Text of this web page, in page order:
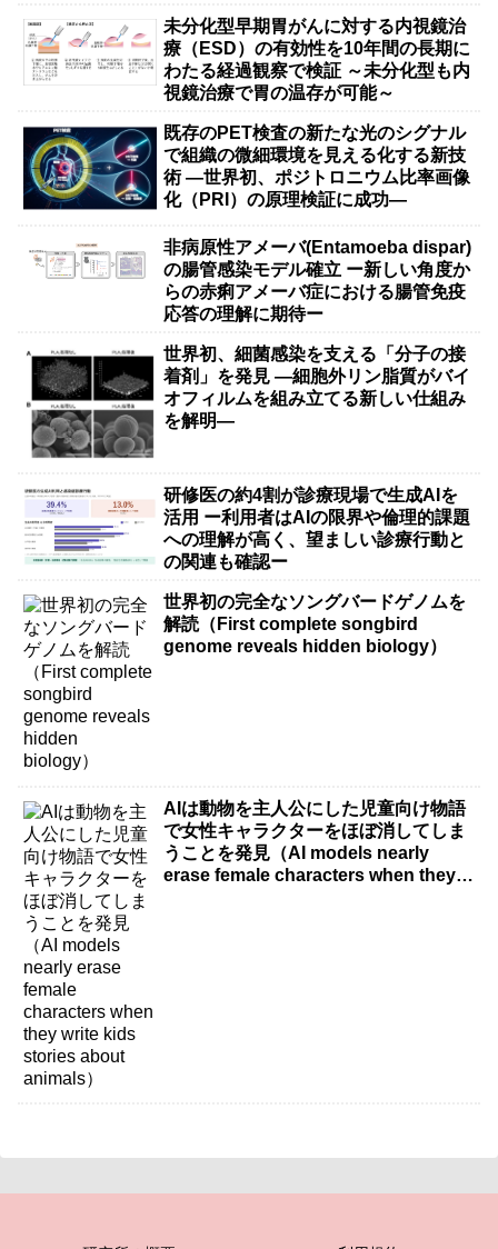
未分化型早期胃がんに対する内視鏡治
療（ESD）の有効性を10年間の長期に
わたる経過観察で検証 ～未分化型も内
視鏡治療で胃の温存が可能～
既存のPET検査の新たな光のシグナル
で組織の微細環境を見える化する新技
術 ―世界初、ポジトロニウム比率画像
化（PRI）の原理検証に成功―
非病原性アメーバ(Entamoeba dispar)
の腸管感染モデル確立 ー新しい角度か
らの赤痢アメーバ症における腸管免疫
応答の理解に期待ー
世界初、細菌感染を支える「分子の接
着剤」を発見 ―細胞外リン脂質がバイ
オフィルムを組み立てる新しい仕組み
を解明―
研修医の約4割が診療現場で生成AIを
活用 ー利用者はAIの限界や倫理的課題
への理解が高く、望ましい診療行動と
の関連も確認ー
世界初の完全なソングバードゲノムを
解読（First complete songbird
genome reveals hidden biology）
AIは動物を主人公にした児童向け物語
で女性キャラクターをほぼ消してしま
うことを発見（AI models nearly
erase female characters when they